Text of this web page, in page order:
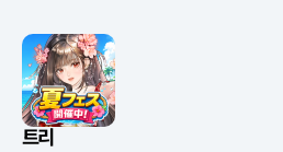
트리